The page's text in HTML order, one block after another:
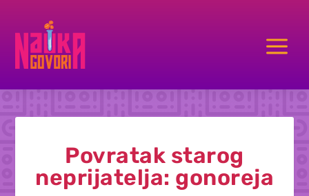
a
Povratak starog
neprijatelja: gonoreja